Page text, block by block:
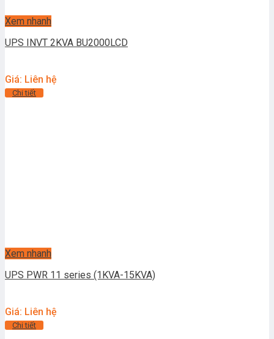
Xem nhanh
UPS INVT 2KVA BU2000LCD
Giá: Liên hệ
Chi tiết
Xem nhanh
UPS PWR 11 series (1KVA-15KVA)
Giá: Liên hệ
Chi tiết